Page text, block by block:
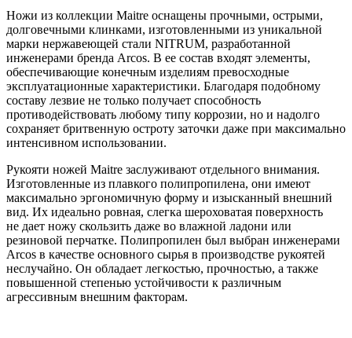
Ножи из коллекции Maitre оснащены прочными, острыми,
долговечными клинками, изготовленными из уникальной
марки нержавеющей стали NITRUM, разработанной
инженерами бренда Arcos. В ее состав входят элементы,
обеспечивающие конечным изделиям превосходные
эксплуатационные характеристики. Благодаря подобному
составу лезвие не только получает способность
противодействовать любому типу коррозии, но и надолго
сохраняет бритвенную остроту заточки даже при максимально
интенсивном использовании.
Рукояти ножей Maitre заслуживают отдельного внимания.
Изготовленные из плавкого полипропилена, они имеют
максимально эргономичную форму и изысканный внешний
вид. Их идеально ровная, слегка шероховатая поверхность
не дает ножу скользить даже во влажной ладони или
резиновой перчатке. Полипропилен был выбран инженерами
Arcos в качестве основного сырья в производстве рукоятей
неслучайно. Он обладает легкостью, прочностью, а также
повышенной степенью устойчивости к различным
агрессивным внешним факторам.